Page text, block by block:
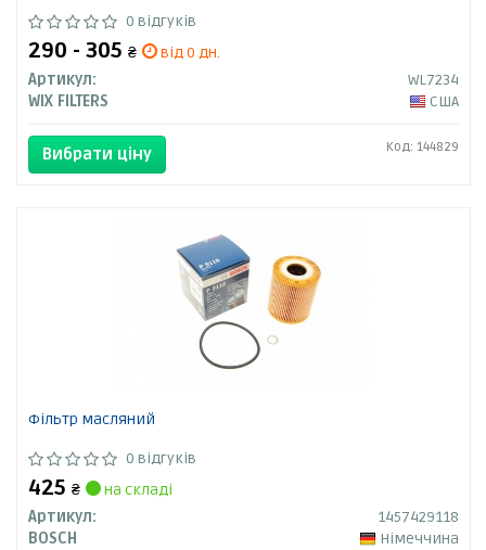
0 відгуків
290 - 305 ₴
від 0 дн.
Артикул:
WL7234
WIX FILTERS
США
Вибрати ціну Код: 144829
Фільтр масляний
0 відгуків
425 ₴
на складі
Артикул:
1457429118
BOSCH
Німеччина